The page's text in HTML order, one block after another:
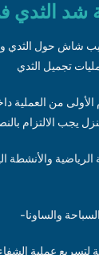
شد
شاش حول الثدي
من العملية